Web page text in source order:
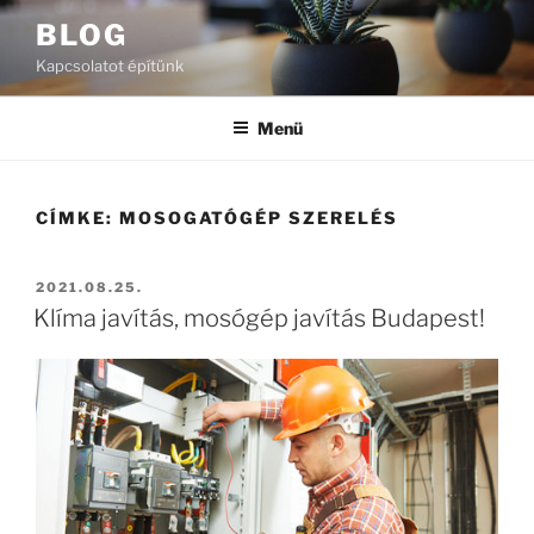
Tartalomhoz
BLOG
Kapcsolatot építünk
Menü
CÍMKE: MOSOGATÓGÉP SZERELÉS
BEKÜLDVE:
2021.08.25.
Klíma javítás, mosógép javítás Budapest!